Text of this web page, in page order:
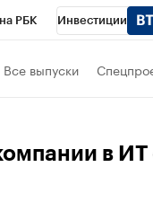
РБК Инвестиции
Все выпуски
в